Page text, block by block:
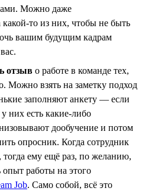
Можно даже
то из них, чтобы не быть
вашим будущим кадрам
отзыв о работе в команде тех,
Можно взять на заметку подход
заполняют анкету — если
них есть какие-либо
дообучение и потом
опросник. Когда сотрудник
ему ещё раз, по желанию,
опыт работы на этого
Job. Само собой, всё это